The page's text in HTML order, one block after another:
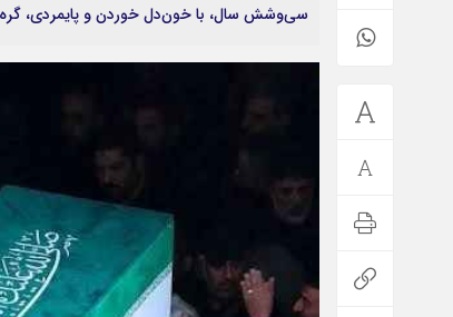
سی‌وشش سال، با خون‌دل خوردن و پایمردی،